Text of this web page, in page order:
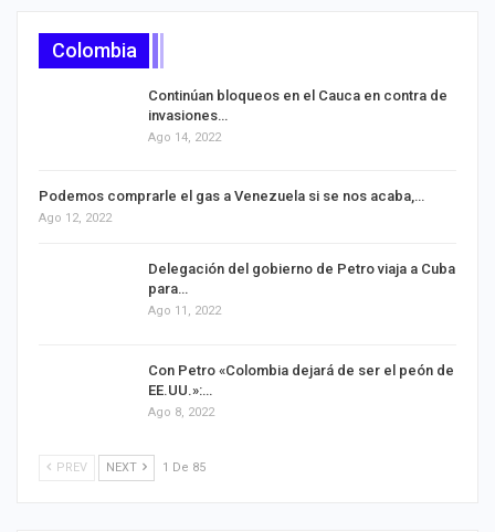
Colombia
Continúan bloqueos en el Cauca en contra de
invasiones…
Ago 14, 2022
Podemos comprarle el gas a Venezuela si se nos acaba,…
Ago 12, 2022
Delegación del gobierno de Petro viaja a Cuba
para…
Ago 11, 2022
Con Petro «Colombia dejará de ser el peón de
EE.UU.»:…
Ago 8, 2022
PREV NEXT 1 De 85